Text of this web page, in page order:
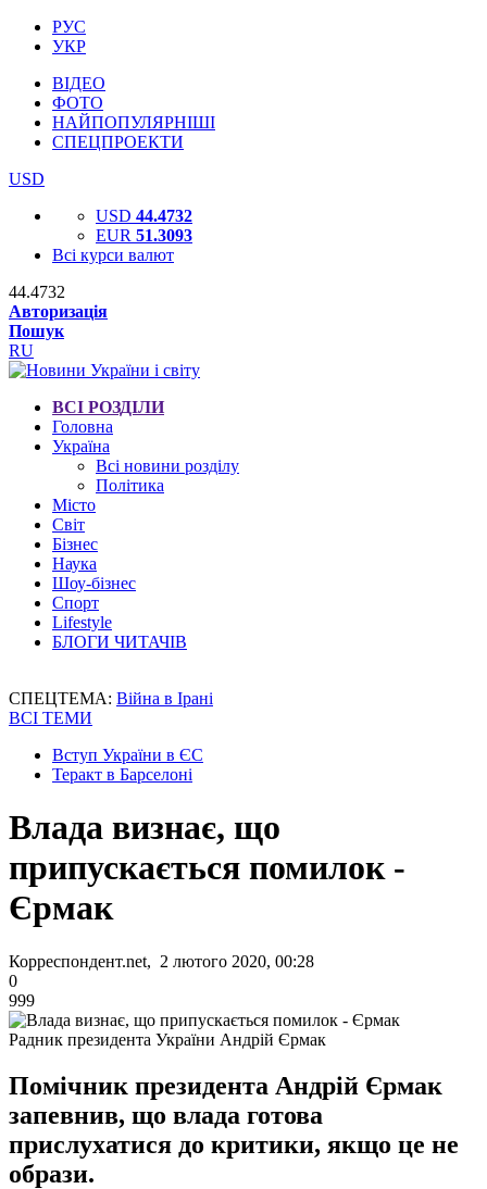
РУС
УКР
ВІДЕО
ФОТО
НАЙПОПУЛЯРНІШІ
СПЕЦПРОЕКТИ
USD
USD 44.4732
EUR 51.3093
Всі курси валют
44.4732
Авторизація
Пошук
RU
ВСІ РОЗДІЛИ
Головна
Україна
Всі новини розділу
Політика
Місто
Світ
Бізнес
Наука
Шоу-бізнес
Спорт
Lifestyle
БЛОГИ ЧИТАЧІВ
СПЕЦТЕМА: Війна в Ірані
ВСІ ТЕМИ
Вступ України в ЄС
Теракт в Барселоні
Влада визнає, що
припускається помилок -
Єрмак
Корреспондент.net, 2 лютого 2020, 00:28
0
999
Радник президента України Андрій Єрмак
Помічник президента Андрій Єрмак
запевнив, що влада готова
прислухатися до критики, якщо це не
образи.